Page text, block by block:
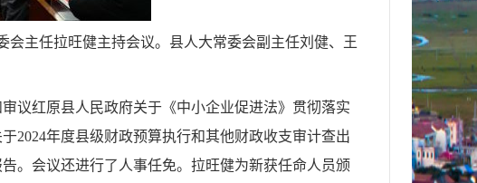
主任拉旺健主持会议。县人大常委会副主任刘健、王
议红原县人民政府关于《中小企业促进法》贯彻落实
2024年度县级财政预算执行和其他财政收支审计查出
。会议还进行了人事任免。拉旺健为新获任命人员颁